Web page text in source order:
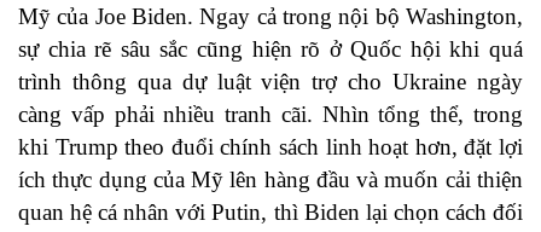
Mỹ của Joe Biden. Ngay cả trong nội bộ Washington,
sự chia rẽ sâu sắc cũng hiện rõ ở Quốc hội khi quá
trình thông qua dự luật viện trợ cho Ukraine ngày
càng vấp phải nhiều tranh cãi. Nhìn tổng thể, trong
khi Trump theo đuổi chính sách linh hoạt hơn, đặt lợi
ích thực dụng của Mỹ lên hàng đầu và muốn cải thiện
quan hệ cá nhân với Putin, thì Biden lại chọn cách đối